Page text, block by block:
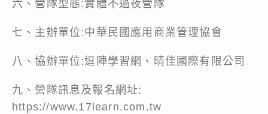
六、營隊型態:實體不過夜營隊
七、主辦單位:中華民國應用商業管理協會
八、協辦單位:逗陣學習網、晴佳國際有限公司
九、營隊訊息及報名網址:
https://www.17learn.com.tw